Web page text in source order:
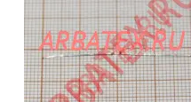
в 1 клик Сравнение
наличии